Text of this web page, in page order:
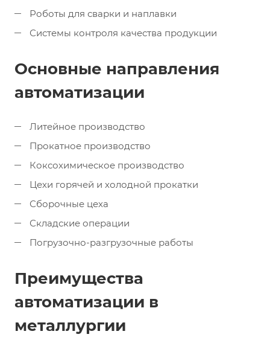
Роботы для сварки и наплавки
Системы контроля качества продукции
Основные направления
автоматизации
Литейное производство
Прокатное производство
Коксохимическое производство
Цехи горячей и холодной прокатки
Сборочные цеха
Складские операции
Погрузочно-разгрузочные работы
Преимущества
автоматизации в
металлургии